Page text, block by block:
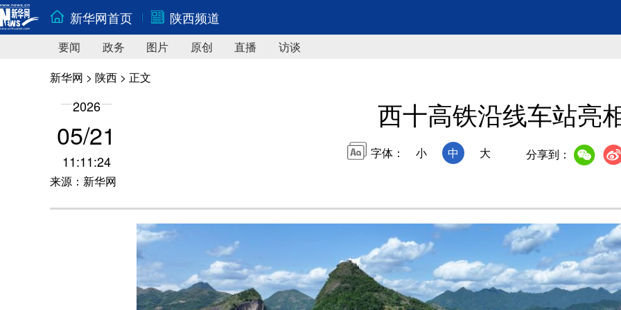
新华网首页 陕西频道
要闻 政务 图片 原创 直播
访谈
新华网 > 陕西 > 正文
2026
05/21
11:11:24
来源：新华网
西十高铁沿线车站亮
字体： 小 中 大 分享到：